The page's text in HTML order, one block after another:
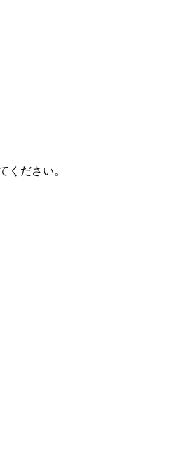
ください。